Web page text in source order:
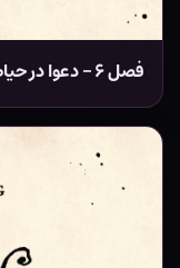
فصل ۶ – دعوا در حیاط